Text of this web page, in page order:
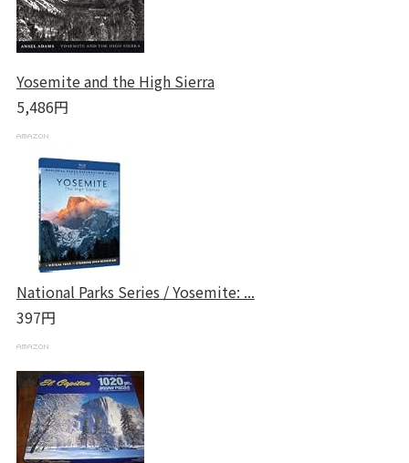
Yosemite and the High Sierra
5,486円
National Parks Series / Yosemite: ...
397円